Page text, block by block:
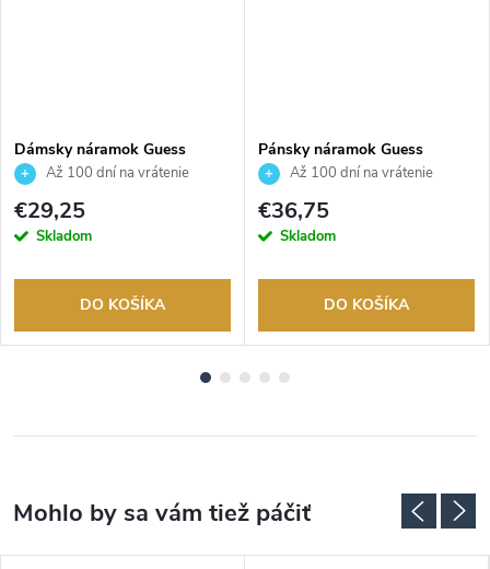
Dámsky náramok Guess
JUBB06246JWYGS
Až 100 dní na vrátenie
tovaru. Autorizovaný predajca.
€29,25
Skladom
DO KOŠÍKA
Pánsky náramok Guess
JUMB01312JWYGBKT/U
Až 100 dní na vrátenie
tovaru. Autorizovaný predajca.
€36,75
Skladom
DO KOŠÍKA